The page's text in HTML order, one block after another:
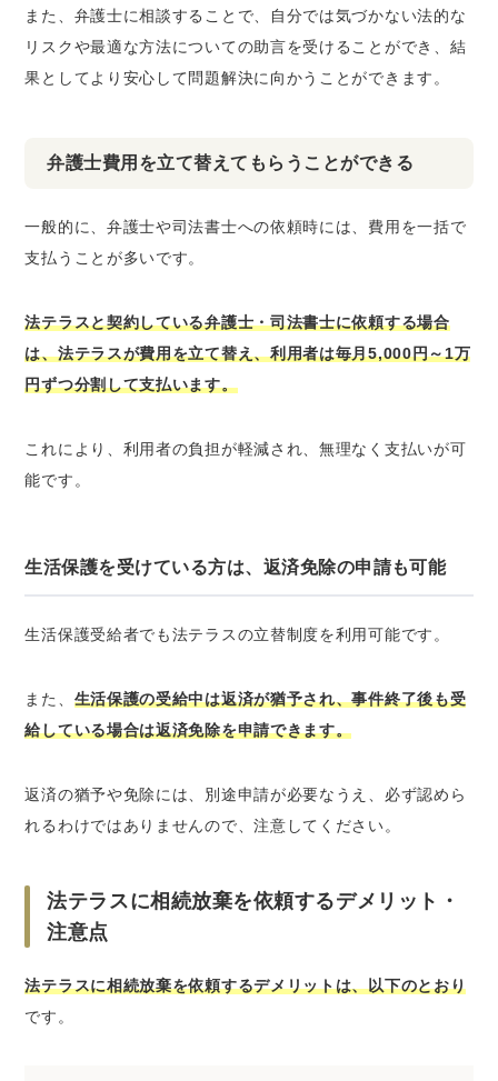
また、弁護士に相談することで、自分では気づかない法的な
リスクや最適な方法についての助言を受けることができ、結
果としてより安心して問題解決に向かうことができます。
弁護士費用を立て替えてもらうことができる
一般的に、弁護士や司法書士への依頼時には、費用を一括で
支払うことが多いです。
法テラスと契約している弁護士・司法書士に依頼する場合
は、法テラスが費用を立て替え、利用者は毎月5,000円～1万
円ずつ分割して支払います。
これにより、利用者の負担が軽減され、無理なく支払いが可
能です。
生活保護を受けている方は、返済免除の申請も可能
生活保護受給者でも法テラスの立替制度を利用可能です。
また、 生活保護の受給中は返済が猶予され、事件終了後も受
給している場合は返済免除を申請できます。
返済の猶予や免除には、別途申請が必要なうえ、必ず認めら
れるわけではありませんので、注意してください。
法テラスに相続放棄を依頼するデメリット・
注意点
法テラスに相続放棄を依頼するデメリットは、以下のとおり
です。